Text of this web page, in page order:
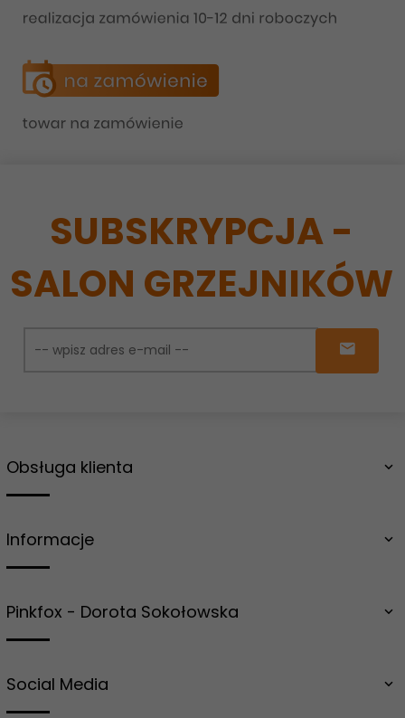
SUBSKRYPCJA -
SALON GRZEJNIKÓW
Obsługa klienta
Informacje
Pinkfox - Dorota Sokołowska
Social Media